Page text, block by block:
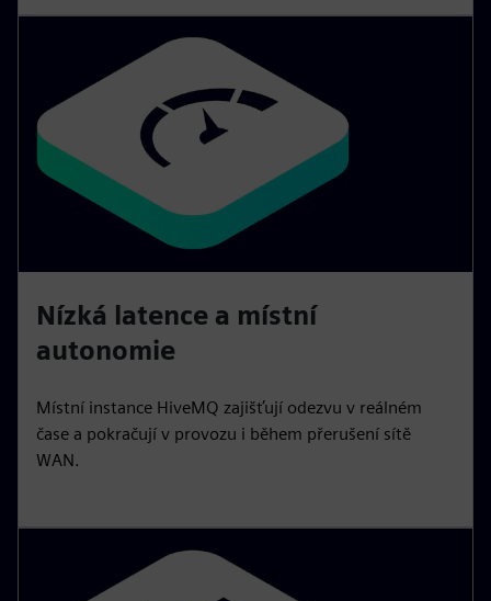
Nízká latence a místní
autonomie
Místní instance HiveMQ zajišťují odezvu v reálném
čase a pokračují v provozu i během přerušení sítě
WAN.